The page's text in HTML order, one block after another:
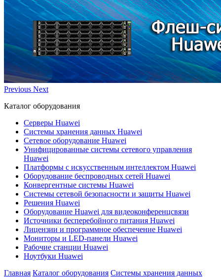
Previous Next
Каталог оборудования
Серверы Huawei
Системы хранения данных Huawei
Сетевое оборудование Huawei
Унифицированные системы сетевого управления
Huawei
Платформы с искусственным интеллектом Huawei
Оборудование беспроводных сетей Huawei
Конвергентные системы Huawei
Системы сетевой безопасности и защиты Huawei
Решения Huawei
Оборудование Huawei для видеоконференцсвязи
Источники бесперебойного питания Huawei
Лицензии и программное обеспечение Huawei
Мониторы и LED-панели Huawei
Рабочие станции Huawei
Ноутбуки Huawei
Главная Каталог оборудования Системы хранения данных